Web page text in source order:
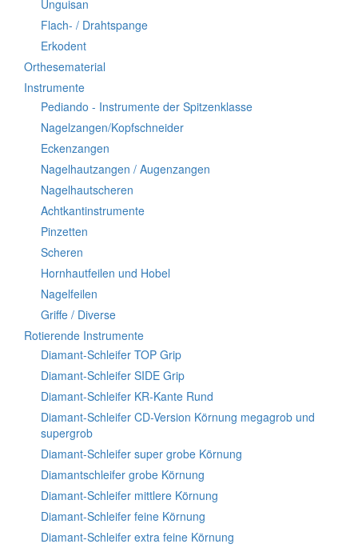
Unguisan
Flach- / Drahtspange
Erkodent
Orthesematerial
Instrumente
Pediando - Instrumente der Spitzenklasse
Nagelzangen/Kopfschneider
Eckenzangen
Nagelhautzangen / Augenzangen
Nagelhautscheren
Achtkantinstrumente
Pinzetten
Scheren
Hornhautfeilen und Hobel
Nagelfeilen
Griffe / Diverse
Rotierende Instrumente
Diamant-Schleifer TOP Grip
Diamant-Schleifer SIDE Grip
Diamant-Schleifer KR-Kante Rund
Diamant-Schleifer CD-Version Körnung megagrob und
supergrob
Diamant-Schleifer super grobe Körnung
Diamantschleifer grobe Körnung
Diamant-Schleifer mittlere Körnung
Diamant-Schleifer feine Körnung
Diamant-Schleifer extra feine Körnung